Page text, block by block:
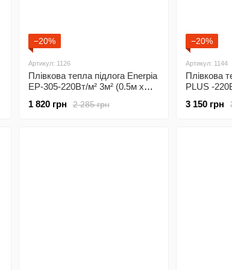
−20%
Артикул: 1126
Плівкова тепла підлога Enerpia
EP-305-220Вт/м² 3м² (0.5м х
механічним терморегулятором
2 285 грн
1 820 грн
−20%
Артикул: 1144
Плівкова
PLUS -
3 150 грн